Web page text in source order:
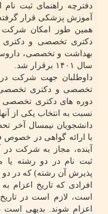
دفترچه راهنمای ثبت
آموزش پزشکی قرار
همین طور امکان شرکت
دکتری تخصصی و دکتری
سال ۱۴۰۱ برقرار شد.
داوطلبان جهت شرکت
تخصصی و دکتری تخصصی
دوره های دکتری تخصصی
نسبت به انتخاب یکی از آنها
دانشجویان نیمسال آخر
آینده، مجاز به شرکت در
ثبت نام در دو رشته یا
پذیرش آن رشته) که در دو
افرادی که تاریخ اعزام
است، لازم است در
اعزام شوند. بدیهی است